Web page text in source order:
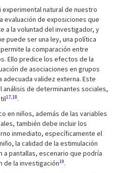
natural de nuestro
evaluación de exposiciones que
a la voluntad del investigador, y
puede ser una ley, una política
la comparación entre
Ello predice los efectos de la
de asociaciones en grupos
validez externa. Este
de determinantes sociales,
17,18.
en niños, además de las variables
también debe incluir los
inmediato, específicamente el
la calidad de la estimulación
pantallas, escenario que podría
de la investigación19.